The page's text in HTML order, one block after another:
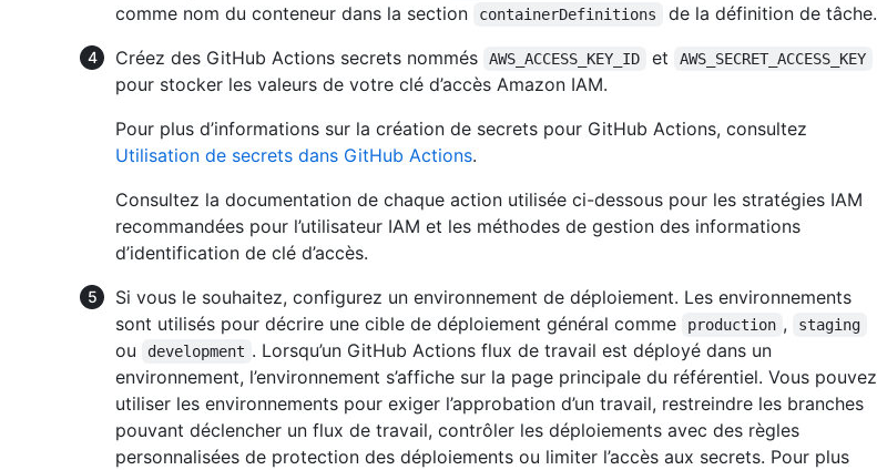
comme nom du conteneur dans la section
containerDefinitions
de la définition de tâche.
Créez des GitHub Actions secrets nommés
AWS_ACCESS_KEY_ID et AWS_SECRET_ACCESS_KEY
pour stocker les valeurs de votre clé d’accès Amazon IAM.
Pour plus d’informations sur la création de secrets pour GitHub Actions, consultez
Utilisation de secrets dans GitHub Actions.
Consultez la documentation de chaque action utilisée ci-dessous pour les stratégies IAM
recommandées pour l’utilisateur IAM et les méthodes de gestion des informations
d’identification de clé d’accès.
Si vous le souhaitez, configurez un environnement de déploiement. Les environnements
sont utilisés pour décrire une cible de déploiement général comme
production , staging
ou development . Lorsqu’un GitHub Actions flux de travail est déployé dans un
environnement, l’environnement s’affiche sur la page principale du référentiel. Vous pouvez
utiliser les environnements pour exiger l’approbation d’un travail, restreindre les branches
pouvant déclencher un flux de travail, contrôler les déploiements avec des règles
personnalisées de protection des déploiements ou limiter l’accès aux secrets. Pour plus